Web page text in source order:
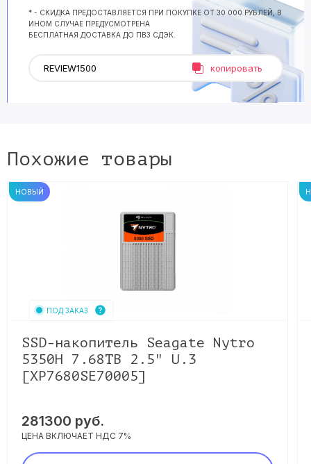
* - СКИДКА ПРЕДОСТАВЛЯЕТСЯ ПРИ ПОКУПКЕ ОТ 30 000 РУБЛЕЙ, В
ИНОМ СЛУЧАЕ ПРЕДУСМОТРЕНА
БЕСПЛАТНАЯ ДОСТАВКА ДО ПВЗ СДЭК.
копировать
Похожие товары
НОВЫЙ
ПОД ЗАКАЗ
SSD-накопитель Seagate Nytro
5350H 7.68TB 2.5" U.3
[XP7680SE70005]
281300 руб.
ЦЕНА ВКЛЮЧАЕТ НДС 7%